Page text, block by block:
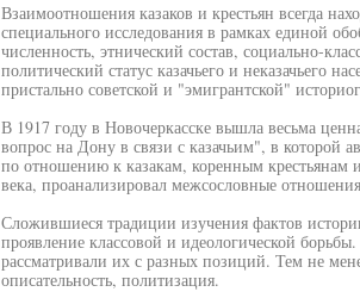
Взаимоотношения казаков и крестьян всегда
специального исследования в рамках единой
численность, этнический состав, социально-
политический статус казачьего и неказачьего
пристально советской и "эмигрантской"
В 1917 году в Новочеркасске вышла весьма
вопрос на Дону в связи с казачьим", в которой
по отношению к казакам, коренным
века, проанализировал межсословные
Сложившиеся традиции изучения фактов
проявление классовой и идеологической
рассматривали их с разных позиций. Тем не
описательность, политизация.